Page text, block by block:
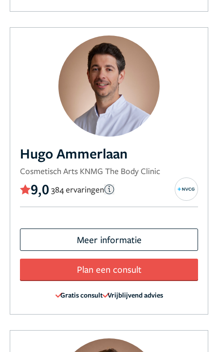
Hugo Ammerlaan
Cosmetisch Arts KNMG The Body Clinic
9,0 384 ervaringen
Meer informatie
Plan een consult
Gratis consult Vrijblijvend advies